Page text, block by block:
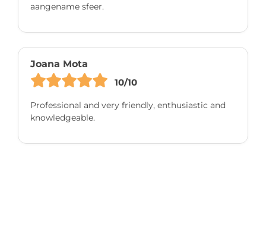
aangename sfeer.
Joana Mota
10/10
Professional and very friendly, enthusiastic and
knowledgeable.